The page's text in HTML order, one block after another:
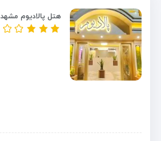
هتل پالادیوم مشهد